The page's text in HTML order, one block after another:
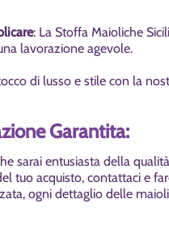
: La Stoffa Maioliche
lavorazione agevole.
di lusso e stile con la
Garantita:
sarai entusiasta della
tuo acquisto, contattaci e
ogni dettaglio delle